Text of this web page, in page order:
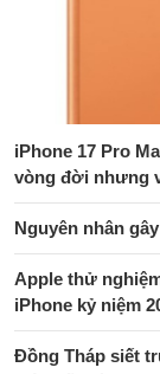
iPhone 17 Pro
vòng đời nhưng
Nguyên nhân
Apple thử
iPhone kỷ niệm
Đồng Tháp siết